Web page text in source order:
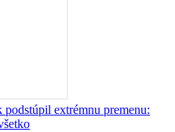
extrémnu premenu: